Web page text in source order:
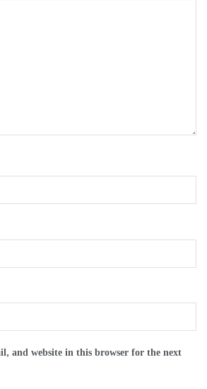
and website in this browser for the next